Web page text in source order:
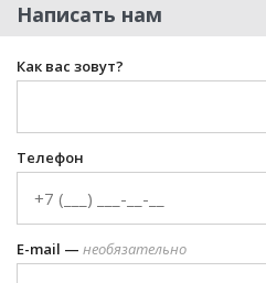
Написать нам
Как вас зовут?
Телефон
E-mail — необязательно